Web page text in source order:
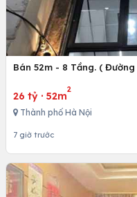
Bán 52m - 8 Tầng. (
26 tỷ · 52m
2
Thành phố Hà Nội
7 giờ trước